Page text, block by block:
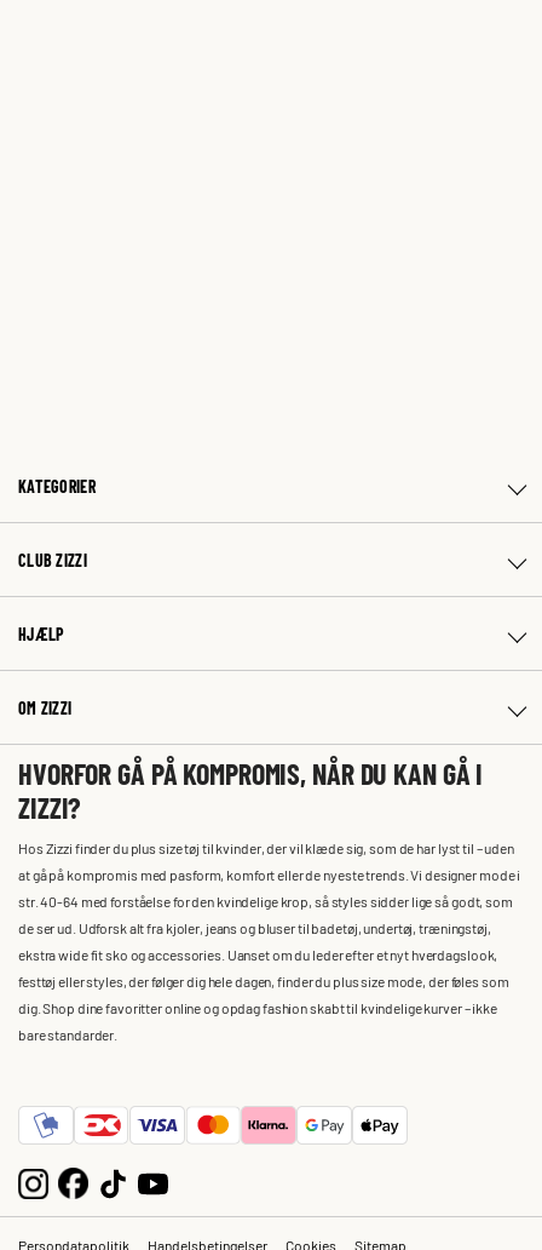
KATEGORIER
CLUB ZIZZI
HJÆLP
OM ZIZZI
HVORFOR GÅ PÅ KOMPROMIS, NÅR DU KAN GÅ I
ZIZZI?
Hos Zizzi finder du plus size tøj til kvinder, der vil klæde sig, som de har lyst til – uden
at gå på kompromis med pasform, komfort eller de nyeste trends. Vi designer mode i
str. 40-64 med forståelse for den kvindelige krop, så styles sidder lige så godt, som
de ser ud. Udforsk alt fra kjoler, jeans og bluser til badetøj, undertøj, træningstøj,
ekstra wide fit sko og accessories. Uanset om du leder efter et nyt hverdagslook,
festtøj eller styles, der følger dig hele dagen, finder du plus size mode, der føles som
dig. Shop dine favoritter online og opdag fashion skabt til kvindelige kurver – ikke
bare standarder.
Persondatapolitik Handelsbetingelser Cookies Sitemap